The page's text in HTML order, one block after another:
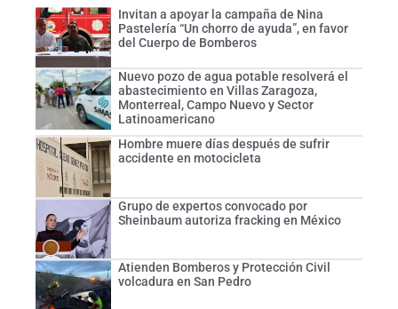
Invitan a apoyar la campaña de Nina
Pastelería “Un chorro de ayuda”, en favor
del Cuerpo de Bomberos
Nuevo pozo de agua potable resolverá el
abastecimiento en Villas Zaragoza,
Monterreal, Campo Nuevo y Sector
Latinoamericano
Hombre muere días después de sufrir
accidente en motocicleta
Grupo de expertos convocado por
Sheinbaum autoriza fracking en México
Atienden Bomberos y Protección Civil
volcadura en San Pedro